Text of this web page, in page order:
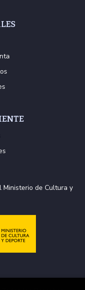
Ministerio de Cultura y